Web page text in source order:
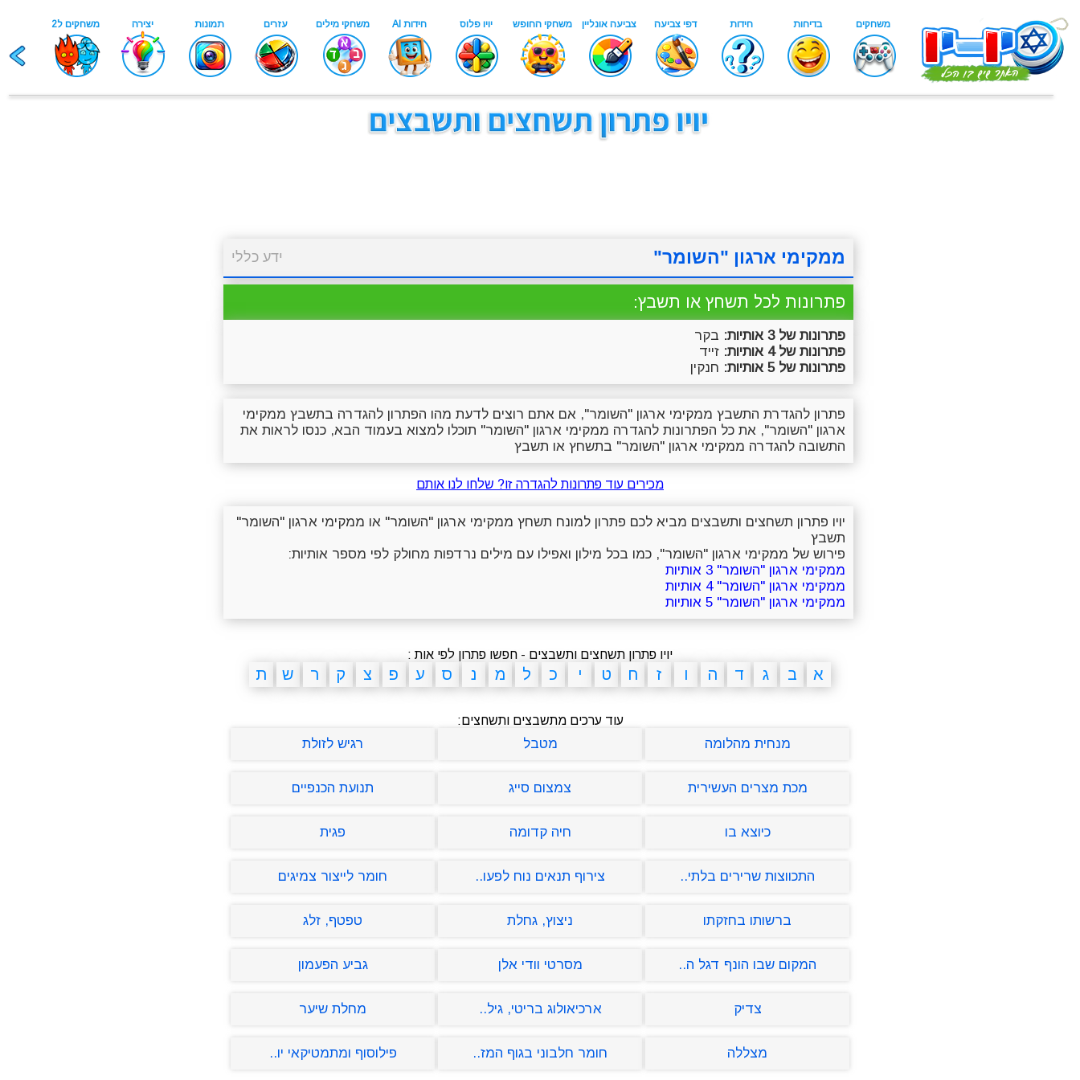
ממקימי ארגון "השומר" ידע כללי
פתרונות לכל תשחץ או תשבץ:
פתרונות של 3 אותיות:
בקר
פתרונות של 4 אותיות:
זייד
פתרונות של 5 אותיות:
חנקין
פתרון להגדרת התשבץ ממקימי ארגון "השומר", אם אתם רוצים לדעת מהו הפתרון להגדרה בתשבץ ממקימי
ארגון "השומר", את כל הפתרונות להגדרה ממקימי ארגון "השומר" תוכלו למצוא בעמוד הבא, כנסו לראות את
התשובה להגדרה ממקימי ארגון "השומר" בתשחץ או תשבץ
מכירים עוד פתרונות להגדרה זו? שלחו לנו אותם
יויו פתרון תשחצים ותשבצים מביא לכם פתרון למונח תשחץ ממקימי ארגון "השומר" או ממקימי ארגון "השומר"
תשבץ
פירוש של ממקימי ארגון "השומר", כמו בכל מילון ואפילו עם מילים נרדפות מחולק לפי מספר אותיות:
ממקימי ארגון "השומר" 3 אותיות
ממקימי ארגון "השומר" 4 אותיות
ממקימי ארגון "השומר" 5 אותיות
יויו פתרון תשחצים ותשבצים - חפשו פתרון לפי אות :
א ב ג ד ה ו ז ח ט י כ ל מ נ ס ע פ צ ק ר ש ת
עוד ערכים מתשבצים ותשחצים:
מנחית מהלומה מטבל רגיש לזולת
מכת מצרים העשירית צמצום סייג תנועת הכנפיים
כיוצא בו חיה קדומה פגית
התכווצות שרירים בלתי.. צירוף תנאים נוח לפעו.. חומר לייצור צמיגים
ברשותו בחזקתו ניצוץ, גחלת טפטף, זלג
המקום שבו הונף דגל ה.. מסרטי וודי אלן גביע הפעמון
צדיק ארכיאולוג בריטי, גיל.. מחלת שיער
מצללה חומר חלבוני בגוף המז.. פילוסוף ומתמטיקאי יו..